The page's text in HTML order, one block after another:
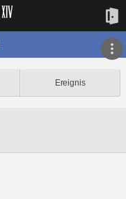
Ereignis